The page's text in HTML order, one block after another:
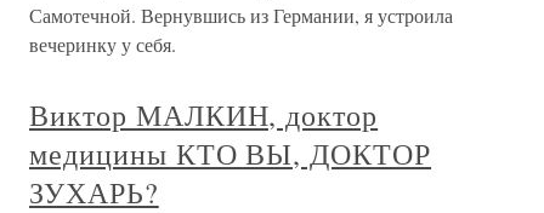
Самотечной. Вернувшись из Германии, я устроила
вечеринку у себя.
Виктор МАЛКИН, доктор
медицины КТО ВЫ, ДОКТОР
ЗУХАРЬ?